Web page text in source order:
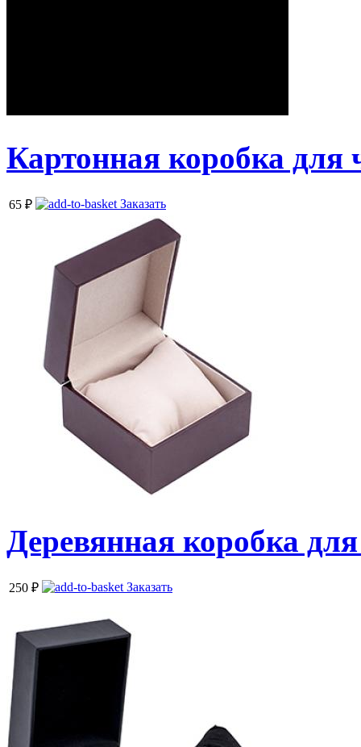
Картонная коробка для
65 ₽ Заказать
Деревянная коробка
250 ₽ Заказать